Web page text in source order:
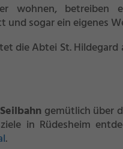
wohnen, betreiben
und sogar ein eigenes
die Abtei St. Hildegard
gemütlich über
in Rüdesheim
.